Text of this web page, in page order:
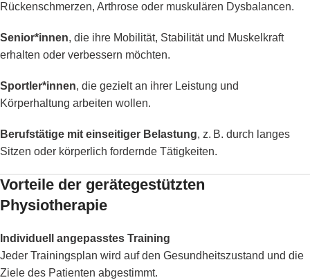
Rückenschmerzen, Arthrose oder muskulären Dysbalancen.
Senior*innen, die ihre Mobilität, Stabilität und Muskelkraft
erhalten oder verbessern möchten.
Sportler*innen, die gezielt an ihrer Leistung und
Körperhaltung arbeiten wollen.
Berufstätige mit einseitiger Belastung, z. B. durch langes
Sitzen oder körperlich fordernde Tätigkeiten.
Vorteile der gerätegestützten
Physiotherapie
Individuell angepasstes Training
Jeder Trainingsplan wird auf den Gesundheitszustand und die
Ziele des Patienten abgestimmt.